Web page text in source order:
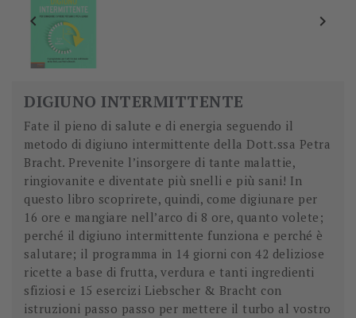
 
DIGIUNO INTERMITTENTE
Fate il pieno di salute e di energia seguendo il
metodo di digiuno intermittente della Dott.ssa Petra
Bracht. Prevenite l’insorgere di tante malattie,
ringiovanite e diventate più snelli e più sani! In
questo libro scoprirete, quindi, come digiunare per
16 ore e mangiare nell’arco di 8 ore, quanto volete;
perché il digiuno intermittente funziona e perché è
salutare; il programma in 14 giorni con 42 deliziose
ricette a base di frutta, verdura e tanti ingredienti
sfiziosi e 15 esercizi Liebscher & Bracht con
istruzioni passo passo per mettere il turbo al vostro